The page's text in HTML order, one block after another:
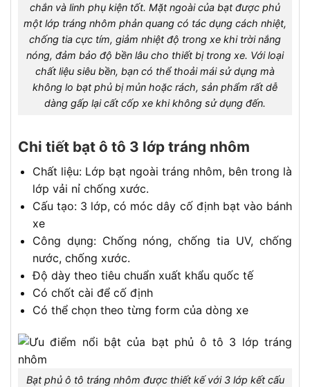
chắn và linh phụ kiện tốt. Mặt ngoài của bạt được phủ
một lớp tráng nhôm phản quang có tác dụng cách nhiệt,
chống tia cực tím, giảm nhiệt độ trong xe khi trời nắng
nóng, đảm bảo độ bền lâu cho thiết bị trong xe. Với loại
chất liệu siêu bền, bạn có thể thoải mái sử dụng mà
không lo bạt phủ bị mủn hoặc rách, sản phẩm rất dễ
dàng gấp lại cất cốp xe khi không sử dụng đến.
Chi tiết bạt ô tô 3 lớp tráng nhôm
Chất liệu: Lớp bạt ngoài tráng nhôm, bên trong là
lớp vải nỉ chống xước.
Cấu tạo: 3 lớp, có móc dây cố định bạt vào bánh
xe
Công dụng: Chống nóng, chống tia UV, chống
nước, chống xước.
Độ dày theo tiêu chuẩn xuất khẩu quốc tế
Có chốt cài để cố định
Có thể chọn theo từng form của dòng xe
Bạt phủ ô tô tráng nhôm được thiết kế với 3 lớp kết cấu